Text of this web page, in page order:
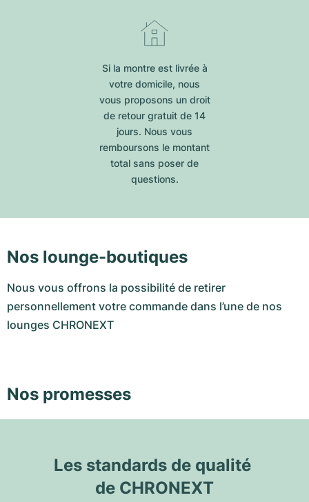
Si la montre est livrée à
votre domicile, nous
vous proposons un droit
de retour gratuit de 14
jours. Nous vous
remboursons le montant
total sans poser de
questions.
Nos lounge-boutiques
Nous vous offrons la possibilité de retirer
personnellement votre commande dans l’une de nos
lounges CHRONEXT
Nos promesses
Les standards de qualité
de CHRONEXT